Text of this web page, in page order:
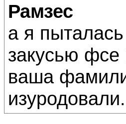
Рамзес
а я
закусью
ваша